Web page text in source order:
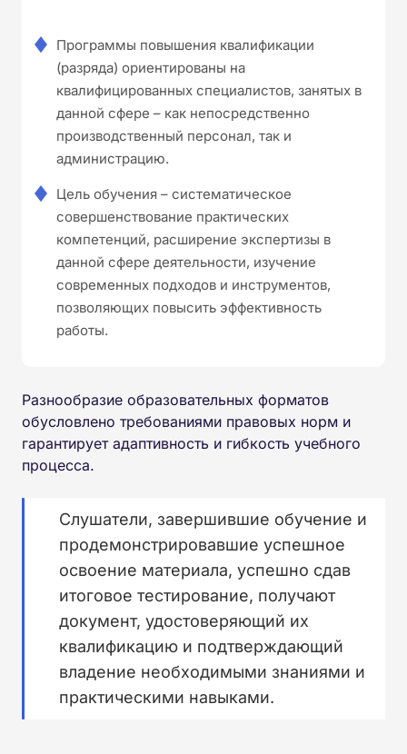
Программы повышения квалификации
(разряда) ориентированы на
квалифицированных специалистов, занятых в
данной сфере – как непосредственно
производственный персонал, так и
администрацию.
Цель обучения – систематическое
совершенствование практических
компетенций, расширение экспертизы в
данной сфере деятельности, изучение
современных подходов и инструментов,
позволяющих повысить эффективность
работы.
Разнообразие образовательных форматов
обусловлено требованиями правовых норм и
гарантирует адаптивность и гибкость учебного
процесса.
Слушатели, завершившие обучение и
продемонстрировавшие успешное
освоение материала, успешно сдав
итоговое тестирование, получают
документ, удостоверяющий их
квалификацию и подтверждающий
владение необходимыми знаниями и
практическими навыками.